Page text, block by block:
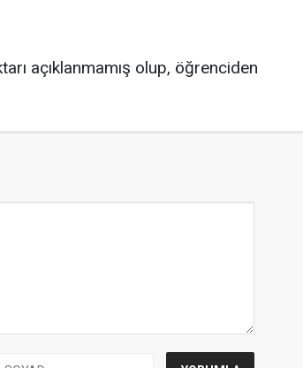
açıklanmamış olup, öğrenciden